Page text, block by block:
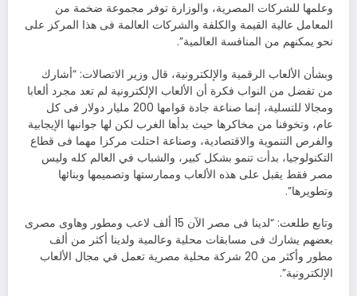
وعلمها للشركات المصرية، والوزارة توفر مجموعة ضخمة من
المعامل عالية القيمة والكلفة والشركات العالمة فى هذا المركز على
نحو يمكنهم من المنافسة العالمية”.
وبشأن الألعاب الرقمية والإلكترونية، قال وزير الاتصالات: “أشارك
من تفضل من النواب فكرة أن الألعاب الإلكترونية لم تعد مجرد ألعابا
ومجالا للتسلية، إنما صناعة جادة قوامها 200 مليار دولار فى كل
عام، وتخوفنا من مخاكرها حيث بدأها الغرب لكن لها جوانبها الإيجابية
والفرص التنموية والاقتصادية، وصناعة احتلت مركزا مهما فى قطاع
التكنولوجيا، بدأت تنمو بشكل كبير، والشباب في العالم كله وليس
مصر فقط يقبل على هذه الألعاب وممارستها وتصميمها وبنائها
وتطويرها”.
وتابع طلعت: “لدينا فى مصر الآن 15 ألف لاعب ومطور وهاوى مصرى
بعضهم يشارك فى مسابقات محلية وعالمية ولدينا أكثر من ألف
مطور وأكثر من 20 شركة محلية مصرية تعمل في مجال الألعاب
الإلكترونية”.